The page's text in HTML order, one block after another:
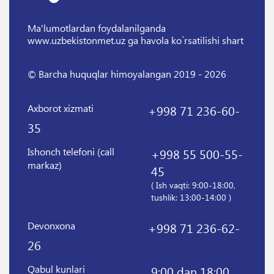
Ma'lumotlardan foydalanilganda
www.uzbekistonmet.uz ga havola ko`rsatilishi shart
© Barcha huquqlar himoyalangan 2019 - 2026
Axborot xizmati
+998 71 236-60-
35
Ishonch telefoni (call
markaz)
+998 55 500-55-
45
( Ish vaqti: 9:00-18:00,
tushlik: 13:00-14:00 )
Devonxona
+998 71 236-62-
26
Qabul kunlari